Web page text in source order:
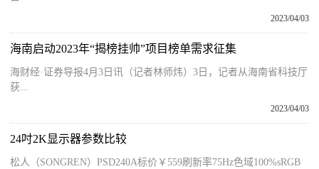
2023/04/03
海南启动2023年“揭榜挂帅”项目榜单需求征集
海财经·证券导报4月3日讯（记者林师炜）3日，记者从海南省科技厅
获...
2023/04/03
24吋2K显示器参数比较
松人（SONGREN）PSD240A标价￥559刷新率75Hz色域100%sRGB